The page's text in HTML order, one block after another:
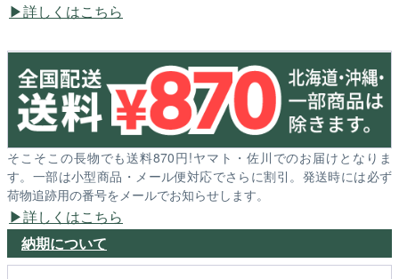
詳しくはこちら
そこそこの長物でも送料870円!ヤマト・佐川でのお届けとなりま
す。一部は小型商品・メール便対応でさらに割引。発送時には必ず
荷物追跡用の番号をメールでお知らせします。
詳しくはこちら
納期について